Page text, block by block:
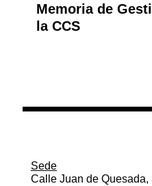
Memoria de
la CCS
Sede
Calle Juan de Quesada,